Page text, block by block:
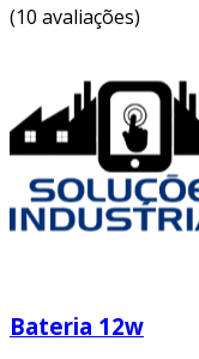
suaconstrução
proporcionando
a qualidade sonora.
equipe estará
apresentações de
independentemente
(10 avaliações)
Bateria 12w